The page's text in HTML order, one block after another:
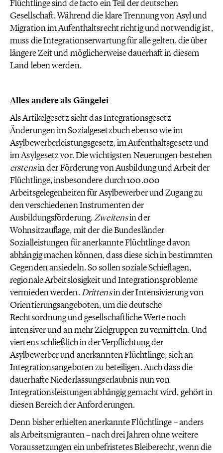
Flüchtlinge sind de facto ein Teil der deutschen
Gesellschaft. Während die klare Trennung von Asyl und
Migration im Aufenthaltsrecht richtig und notwendig ist,
muss die Integrationserwartung für alle gelten, die über
längere Zeit und möglicherweise dauerhaft in diesem
Land leben werden.
Alles andere als Gängelei
Als Artikelgesetz sieht das Integrationsgesetz
Änderungen im Sozialgesetzbuch ebenso wie im
Asylbewerberleistungsgesetz, im Aufenthaltsgesetz und
im Asylgesetz vor. Die wichtigsten Neuerungen bestehen
erstensin der Förderung von Ausbildung und Arbeit der
Flüchtlinge, insbesondere durch 100.000
Arbeitsgelegenheiten für Asylbewerber und Zugang zu
den verschiedenen Instrumenten der
Ausbildungsförderung.Zweitensin der
Wohnsitzauflage, mit der die Bundesländer
Sozialleistungen für anerkannte Flüchtlinge davon
abhängig machen können, dass diese sich in bestimmten
Gegenden ansiedeln. So sollen soziale Schieflagen,
regionale Arbeitslosigkeit und Integrationsprobleme
vermieden werden.Drittensin der Intensivierung von
Orientierungsangeboten, um die deutsche
Rechtsordnung und gesellschaftliche Werte noch
intensiver und an mehr Zielgruppen zu vermitteln. Und
viertens schließlich in der Verpflichtung der
Asylbewerber und anerkannten Flüchtlinge, sich an
Integrationsangeboten zu beteiligen. Auch dass die
dauerhafte Niederlassungserlaubnis nun von
Integrationsleistungen abhängig gemacht wird, gehört in
diesen Bereich der Anforderungen.
Denn bisher erhielten anerkannte Flüchtlinge – anders
als Arbeitsmigranten – nach drei Jahren ohne weitere
Voraussetzungen ein unbefristetes Bleiberecht, wenn die